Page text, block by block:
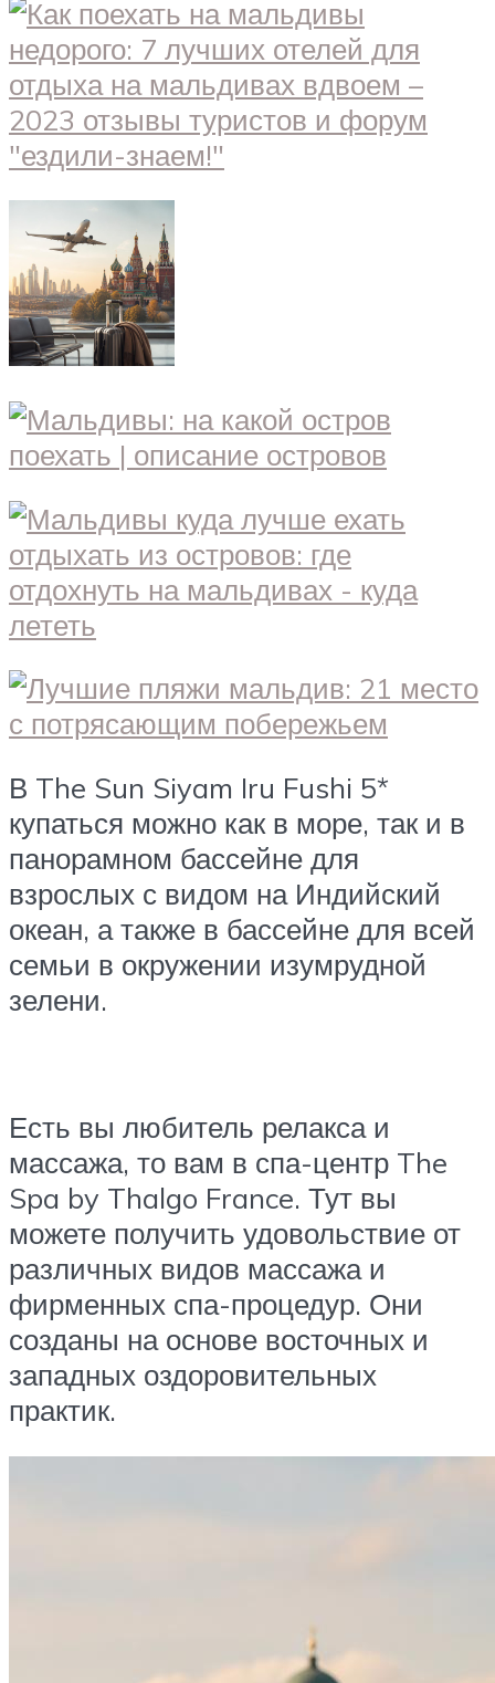
В The Sun Siyam Iru Fushi 5*
купаться можно как в море, так и в
панорамном бассейне для
взрослых с видом на Индийский
океан, а также в бассейне для всей
семьи в окружении изумрудной
зелени.
Есть вы любитель релакса и
массажа, то вам в спа-центр The
Spa by Thalgo France. Тут вы
можете получить удовольствие от
различных видов массажа и
фирменных спа-процедур. Они
созданы на основе восточных и
западных оздоровительных
практик.